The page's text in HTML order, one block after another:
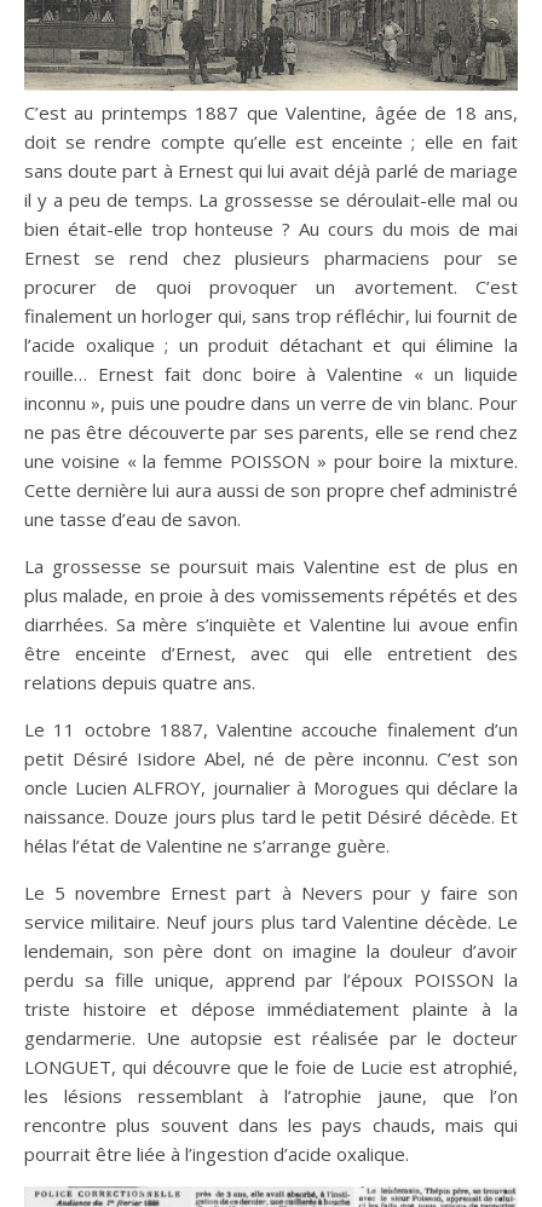
C’est au printemps 1887 que Valentine, âgée de 18 ans,
doit se rendre compte qu’elle est enceinte ; elle en fait
sans doute part à Ernest qui lui avait déjà parlé de mariage
il y a peu de temps. La grossesse se déroulait-elle mal ou
bien était-elle trop honteuse ? Au cours du mois de mai
Ernest se rend chez plusieurs pharmaciens pour se
procurer de quoi provoquer un avortement. C’est
finalement un horloger qui, sans trop réfléchir, lui fournit de
l’acide oxalique ; un produit détachant et qui élimine la
rouille… Ernest fait donc boire à Valentine « un liquide
inconnu », puis une poudre dans un verre de vin blanc. Pour
ne pas être découverte par ses parents, elle se rend chez
une voisine « la femme POISSON » pour boire la mixture.
Cette dernière lui aura aussi de son propre chef administré
une tasse d’eau de savon.
La grossesse se poursuit mais Valentine est de plus en
plus malade, en proie à des vomissements répétés et des
diarrhées. Sa mère s’inquiète et Valentine lui avoue enfin
être enceinte d’Ernest, avec qui elle entretient des
relations depuis quatre ans.
Le 11 octobre 1887, Valentine accouche finalement d’un
petit Désiré Isidore Abel, né de père inconnu. C’est son
oncle Lucien ALFROY, journalier à Morogues qui déclare la
naissance. Douze jours plus tard le petit Désiré décède. Et
hélas l’état de Valentine ne s’arrange guère.
Le 5 novembre Ernest part à Nevers pour y faire son
service militaire. Neuf jours plus tard Valentine décède. Le
lendemain, son père dont on imagine la douleur d’avoir
perdu sa fille unique, apprend par l’époux POISSON la
triste histoire et dépose immédiatement plainte à la
gendarmerie. Une autopsie est réalisée par le docteur
LONGUET, qui découvre que le foie de Lucie est atrophié,
les lésions ressemblant à l’atrophie jaune, que l’on
rencontre plus souvent dans les pays chauds, mais qui
pourrait être liée à l’ingestion d’acide oxalique.